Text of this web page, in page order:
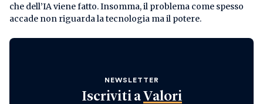
che dell’IA viene fatto. Insomma, il problema come spesso
accade non riguarda la tecnologia ma il potere.
NEWSLETTER
Iscriviti a Valori